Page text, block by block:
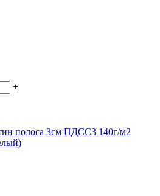
+
полоса 3см ПДСС3 140г/м2